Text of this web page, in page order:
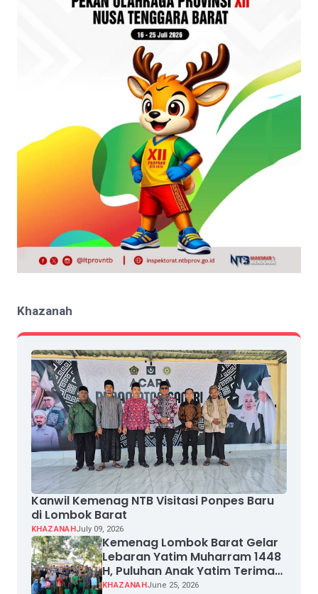
Khazanah
Kanwil Kemenag NTB Visitasi Ponpes Baru
di Lombok Barat
KHAZANAHJuly 09, 2026
Kemenag Lombok Barat Gelar
Lebaran Yatim Muharram 1448
H, Puluhan Anak Yatim Terima
Santunan
KHAZANAHJune 25, 2026